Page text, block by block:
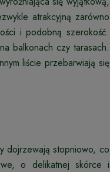
atrakcyjną zarówno
i podobną szerokość.
balkonach czy tarasach.
liście przebarwiają się
dojrzewają stopniowo, co
o delikatnej skórce i